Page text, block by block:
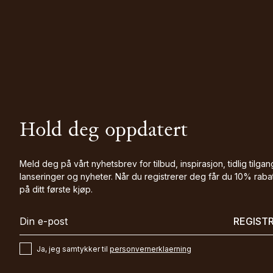
Hold deg oppdatert
Meld deg på vårt nyhetsbrev for tilbud, inspirasjon, tidlig
lanseringer og nyheter. Når du registrerer deg får du 10%
på ditt første kjøp.
Ja, jeg samtykker til personvernerklaerning